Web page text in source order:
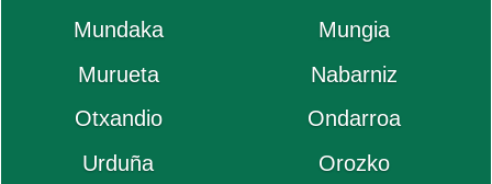
Mundaka
Mungia
Murueta
Nabarniz
Otxandio
Ondarroa
Urduña
Orozko